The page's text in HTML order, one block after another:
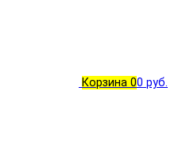
Корзина 00 руб.